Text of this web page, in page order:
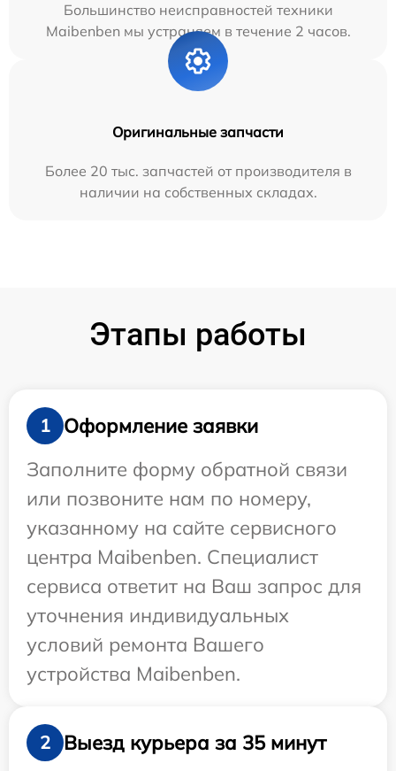
Большинство неисправностей техники
Maibenben мы устраняем в течение 2 часов.
Оригинальные запчасти
Более 20 тыс. запчастей от производителя в
наличии на собственных складах.
Этапы работы
1
Оформление заявки
Заполните форму обратной связи
или позвоните нам по номеру,
указанному на сайте сервисного
центра Maibenben. Специалист
сервиса ответит на Ваш запрос для
уточнения индивидуальных
условий ремонта Вашего
устройства Maibenben.
2 Выезд курьера за 35 минут